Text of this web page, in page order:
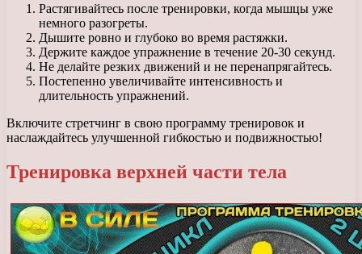
Растягивайтесь после тренировки, когда мышцы уже
немного разогреты.
Дышите ровно и глубоко во время растяжки.
Держите каждое упражнение в течение 20-30 секунд.
Не делайте резких движений и не перенапрягайтесь.
Постепенно увеличивайте интенсивность и
длительность упражнений.
Включите стретчинг в свою программу тренировок и
наслаждайтесь улучшенной гибкостью и подвижностью!
Тренировка верхней части тела